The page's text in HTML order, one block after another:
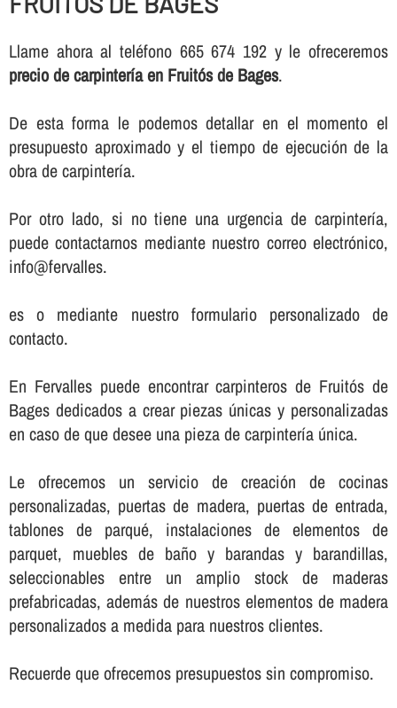
Llame ahora al teléfono 665 674 192 y le ofreceremos
precio de carpinterí­a en Fruitós de Bages.
De esta forma le podemos detallar en el momento el
presupuesto aproximado y el tiempo de ejecución de la
obra de carpinterí­a.
Por otro lado, si no tiene una urgencia de carpinterí­a,
puede contactarnos mediante nuestro correo electrónico,
info@fervalles.
es o mediante nuestro formulario personalizado de
contacto.
En Fervalles puede encontrar carpinteros de Fruitós de
Bages dedicados a crear piezas únicas y personalizadas
en caso de que desee una pieza de carpinterí­a única.
Le ofrecemos un servicio de creación de cocinas
personalizadas, puertas de madera, puertas de entrada,
tablones de parqué, instalaciones de elementos de
parquet, muebles de baño y barandas y barandillas,
seleccionables entre un amplio stock de maderas
prefabricadas, además de nuestros elementos de madera
personalizados a medida para nuestros clientes.
Recuerde que ofrecemos presupuestos sin compromiso.